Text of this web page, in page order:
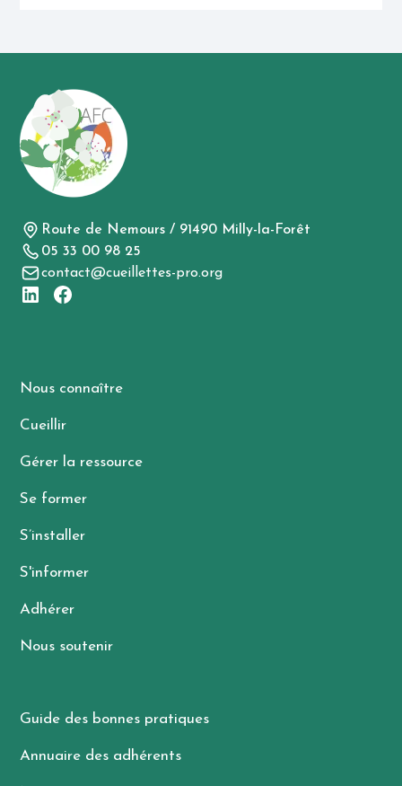
Route de Nemours / 91490 Milly-la-Forêt
05 33 00 98 25
contact@cueillettes-pro.org
Nous connaître
Cueillir
Gérer la ressource
Se former
S’installer
S'informer
Adhérer
Nous soutenir
Guide des bonnes pratiques
Annuaire des adhérents